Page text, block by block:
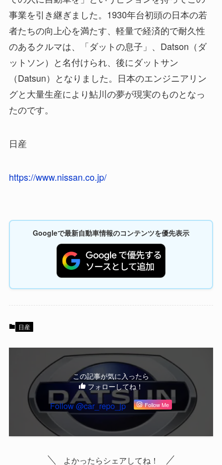
事業を引き継ぎました。1930年台初頭の日本の若
者たちの向上心を満たす、軽量で経済的で耐久性
のあるクルマは、「ダットの息子」、Datson（ダ
ットソン）と名付けられ、後にダットサン
（Datsun）となりました。日本のエンジニアリン
グと大量生産により鮎川の夢が現実のものとなっ
たのです。
日産
https://www.nissan.co.jp/
Googleで最新自動車情報のコンテンツを優先表示
日産
この記事が気に入ったら
フォローしてね！
Follow @car_repo_jp Follow Me
よかったらシェアしてね！